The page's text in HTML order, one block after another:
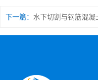
下一篇： 水下切割与钢筋混凝